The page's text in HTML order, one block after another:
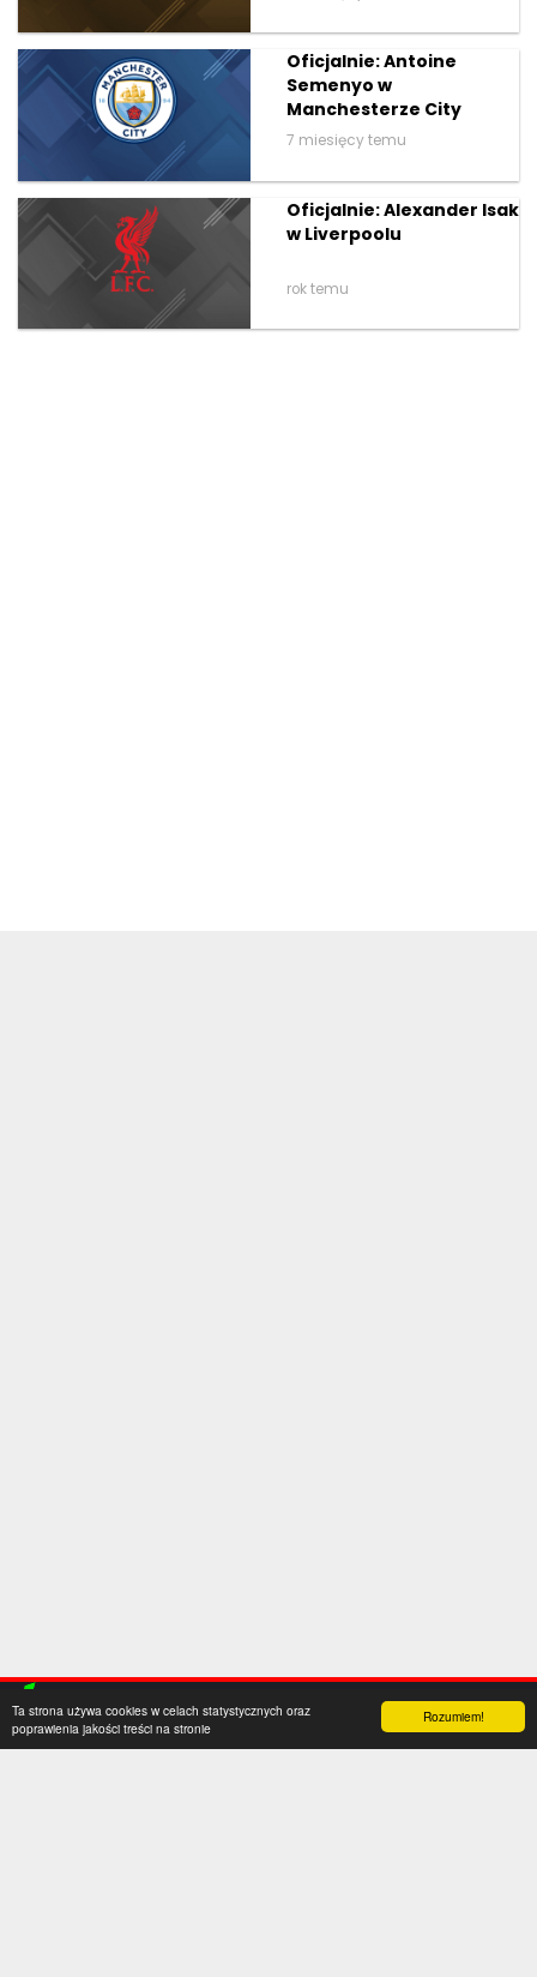
Rozumiem!
Ta strona używa cookies w celach statystycznych oraz
poprawienia jakości treści na stronie
Oficjalnie: Antoine
Semenyo w
Manchesterze City
7 miesięcy temu
Oficjalnie: Alexander Isak
w Liverpoolu
rok temu